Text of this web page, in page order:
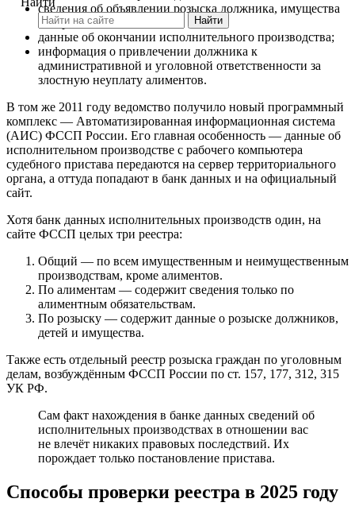
Найти
сведения об объявлении розыска должника, имущества
или ребёнка;
данные об окончании исполнительного производства;
информация о привлечении должника к
административной и уголовной ответственности за
злостную неуплату алиментов.
В том же 2011 году ведомство получило новый программный
комплекс — Автоматизированная информационная система
(АИС) ФССП России. Его главная особенность — данные об
исполнительном производстве с рабочего компьютера
судебного пристава передаются на сервер территориального
органа, а оттуда попадают в банк данных и на официальный
сайт.
Хотя банк данных исполнительных производств один, на
сайте ФССП целых три реестра:
Общий — по всем имущественным и неимущественным
производствам, кроме алиментов.
По алиментам — содержит сведения только по
алиментным обязательствам.
По розыску — содержит данные о розыске должников,
детей и имущества.
Также есть отдельный реестр розыска граждан по уголовным
делам, возбуждённым ФССП России по ст. 157, 177, 312, 315
УК РФ.
Сам факт нахождения в банке данных сведений об
исполнительных производствах в отношении вас
не влечёт никаких правовых последствий. Их
порождает только постановление пристава.
Способы проверки реестра в 2025 году